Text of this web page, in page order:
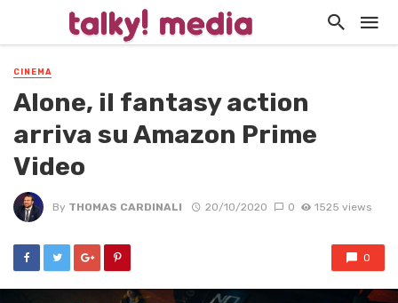
CINEMA
Alone, il fantasy action
arriva su Amazon Prime
Video
By THOMAS CARDINALI 20/10/2020 0 1525 views
0